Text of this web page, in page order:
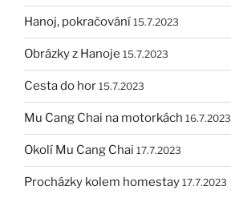
Hanoj, pokračování 15.7.2023
Obrázky z Hanoje 15.7.2023
Cesta do hor 15.7.2023
Mu Cang Chai na motorkách 16.7.2023
Okolí Mu Cang Chai 17.7.2023
Procházky kolem homestay 17.7.2023